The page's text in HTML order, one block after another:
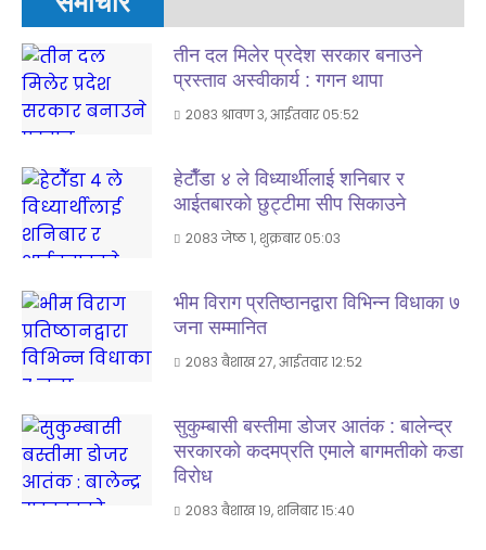
तीन दल मिलेर प्रदेश सरकार बनाउने
प्रस्ताव अस्वीकार्य : गगन थापा
२०८३ श्रावण ३, आईतवार ०५:५२
हेटाैँडा ४ ले विध्यार्थीलाई शनिबार र
आईतबारकाे छुट्टीमा सीप सिकाउने
२०८३ जेष्ठ १, शुक्रबार ०५:०३
भीम विराग प्रतिष्ठानद्वारा विभिन्न विधाका ७
जना सम्मानित
२०८३ बैशाख २७, आईतवार १२:५२
सुकुम्बासी बस्तीमा डोजर आतंक : बालेन्द्र
सरकारको कदमप्रति एमाले बागमतीको कडा
विरोध
२०८३ बैशाख १९, शनिबार १५:४०